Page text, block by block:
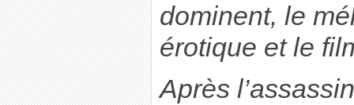
dominent, le
érotique et le
Après